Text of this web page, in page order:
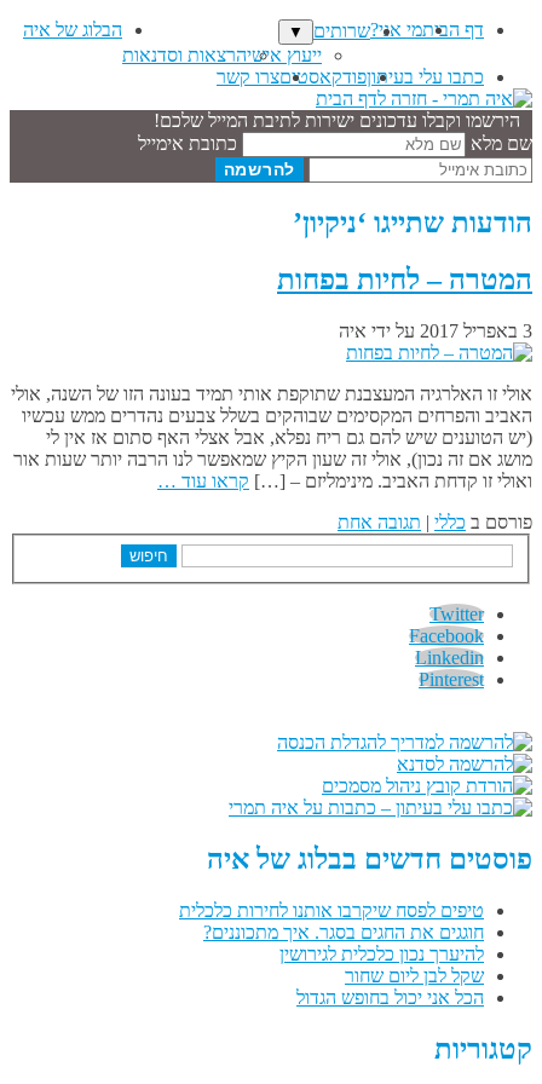
דף הביתמי אני?שרותים ▼
ייעוץ אישיהרצאות וסדנאות
הבלוג של איה
כתבו עלי בעיתוןפודקאסטיםצרו קשר
הירשמו וקבלו עדכונים ישירות לתיבת המייל שלכם!
שם מלא
כתובת אימייל
הודעות שתייגו ‘ניקיון’
המטרה – לחיות בפחות
3 באפריל 2017 על ידי איה
אולי זו האלרגיה המעצבנת שתוקפת אותי תמיד בעונה הזו של השנה, אולי
האביב והפרחים המקסימים שבוהקים בשלל צבעים נהדרים ממש עכשיו
(יש הטוענים שיש להם גם ריח נפלא, אבל אצלי האף סתום אז אין לי
מושג אם זה נכון), אולי זה שעון הקיץ שמאפשר לנו הרבה יותר שעות אור
ואולי זו קדחת האביב. מינימליזם – […] קראו עוד …
פורסם ב כללי | תגובה אחת
חיפוש
Twitter
Facebook
Linkedin
Pinterest
פוסטים חדשים בבלוג של איה
טיפים לפסח שיקרבו אותנו לחירות כלכלית
חוגגים את החגים בסגר. איך מתכוננים?
להיערך נכון כלכלית לגירושין
שקל לבן ליום שחור
הכל אני יכול בחופש הגדול
קטגוריות